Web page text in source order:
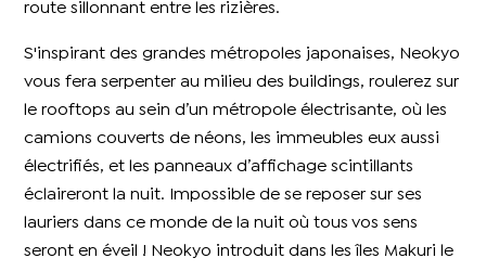
route sillonnant entre les rizières.
S'inspirant des grandes métropoles japonaises, Neokyo
vous fera serpenter au milieu des buildings, roulerez sur
le rooftops au sein d’un métropole électrisante, où les
camions couverts de néons, les immeubles eux aussi
électrifiés, et les panneaux d’affichage scintillants
éclaireront la nuit. Impossible de se reposer sur ses
lauriers dans ce monde de la nuit où tous vos sens
seront en éveil ! Neokyo introduit dans les îles Makuri le